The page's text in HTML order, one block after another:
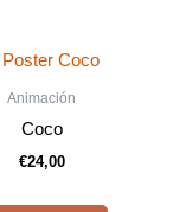
Animación
Coco
€24,00